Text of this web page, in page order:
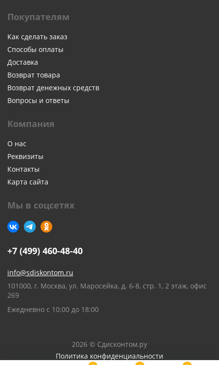
Покупателям
Как сделать заказ
Способы оплаты
Доставка
Возврат товара
Возврат денежных средств
Вопросы и ответы
Компания
О нас
Реквизиты
Контакты
Карта сайта
Мы в соцсетях
+7 (499) 460-48-40
info@sdiskontom.ru
101000, г. Москва, ул. Маросейка, д. 6-8, стр. 1, 2 этаж, офис
269
Ежедневно с 10:00 до 18:00
2026 © Сдисконтом.ру
Политика конфиденциальности